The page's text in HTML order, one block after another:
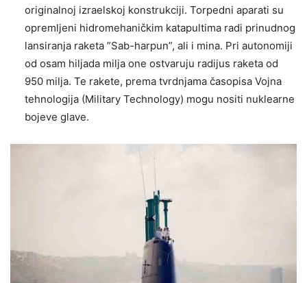
originalnoj izraelskoj konstrukciji. Torpedni aparati su
opremljeni hidromehaničkim katapultima radi prinudnog
lansiranja raketa ”Sab-harpun”, ali i mina. Pri autonomiji
od osam hiljada milja one ostvaruju radijus raketa od
950 milja. Te rakete, prema tvrdnjama časopisa Vojna
tehnologija (Military Technology) mogu nositi nuklearne
bojeve glave.